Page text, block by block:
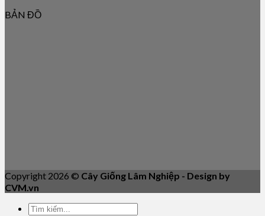
BẢN ĐỒ
Copyright 2026 © Cây Giống Lâm Nghiệp - Design by
CVM.vn